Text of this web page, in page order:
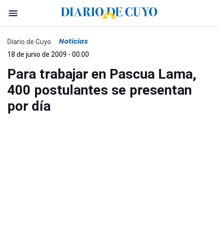
Diario de Cuyo Noticias
18 de junio de 2009 - 00:00
Para trabajar en Pascua Lama,
400 postulantes se presentan
por día